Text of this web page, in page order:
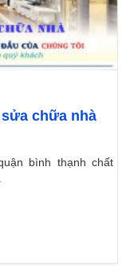
chữa nhà
bình thạnh chất